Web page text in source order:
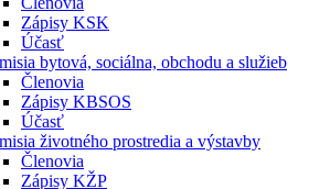
Zápisy KSK
Účasť
bytová, sociálna, obchodu a služieb
Členovia
Zápisy KBSOS
Účasť
životného prostredia a výstavby
Členovia
Zápisy KŽP